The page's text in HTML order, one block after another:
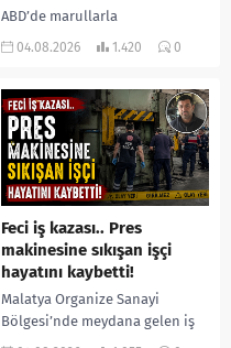
ABD’de marullarla
ilişkilendirilen siklospora
salgında vaka sayısının 20 bini
aştığı belirtilirken, sağlık...
04.08.2026 1.420 0
Feci iş kazası.. Pres
makinesine sıkışan işçi
hayatını kaybetti!
Malatya Organize Sanayi
Bölgesi’nde meydana gelen iş
kazasında, pres makinesine